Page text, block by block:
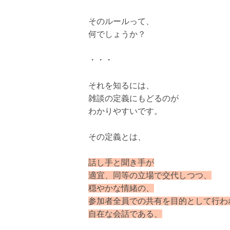
そのルールって、
何でしょうか？
・・・
それを知るには、
雑談の定義にもどるのが
わかりやすいです。
その定義とは、
話し手と聞き手が
適宜、同等の立場で交代しつつ、
穏やかな情緒の、
参加者全員での共有を目的として行わ
自在な会話である、